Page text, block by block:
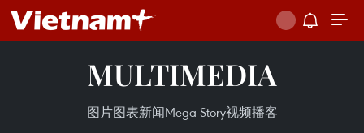
MULTIMEDIA
图片图表新闻Mega Story视频播客